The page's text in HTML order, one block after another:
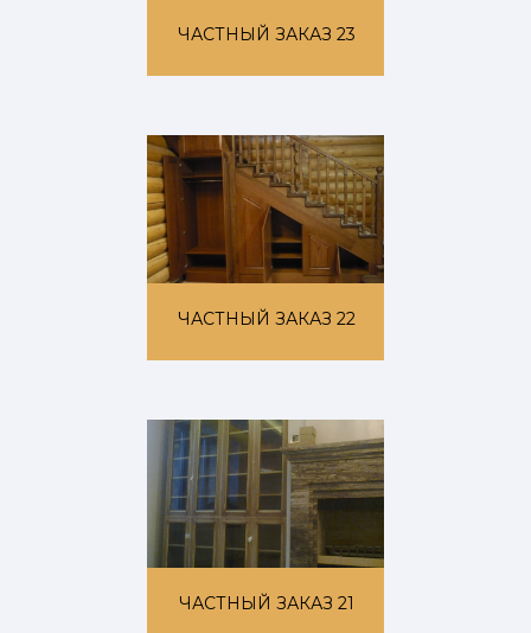
ЧАСТНЫЙ ЗАКАЗ 23
ЧАСТНЫЙ ЗАКАЗ 22
ЧАСТНЫЙ ЗАКАЗ 21